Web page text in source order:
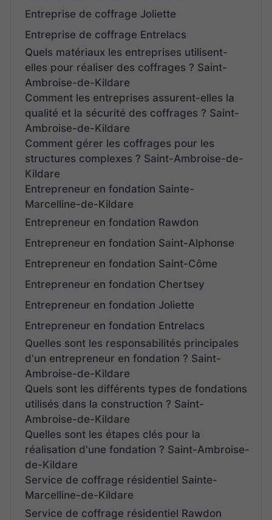
Entreprise de coffrage Joliette
Entreprise de coffrage Entrelacs
Quels matériaux les entreprises utilisent-
elles pour réaliser des coffrages ? Saint-
Ambroise-de-Kildare
Comment les entreprises assurent-elles la
qualité et la sécurité des coffrages ? Saint-
Ambroise-de-Kildare
Comment gérer les coffrages pour les
structures complexes ? Saint-Ambroise-de-
Kildare
Entrepreneur en fondation Sainte-
Marcelline-de-Kildare
Entrepreneur en fondation Rawdon
Entrepreneur en fondation Saint-Alphonse
Entrepreneur en fondation Saint-Côme
Entrepreneur en fondation Chertsey
Entrepreneur en fondation Joliette
Entrepreneur en fondation Entrelacs
Quelles sont les responsabilités principales
d'un entrepreneur en fondation ? Saint-
Ambroise-de-Kildare
Quels sont les différents types de fondations
utilisés dans la construction ? Saint-
Ambroise-de-Kildare
Quelles sont les étapes clés pour la
réalisation d'une fondation ? Saint-Ambroise-
de-Kildare
Service de coffrage résidentiel Sainte-
Marcelline-de-Kildare
Service de coffrage résidentiel Rawdon